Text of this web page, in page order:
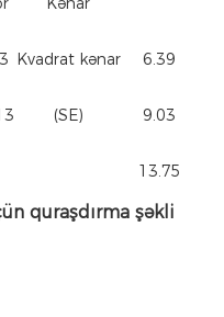
Kvadrat kənar 6.39
(SE) 9.03
13.75
quraşdırma şəkli